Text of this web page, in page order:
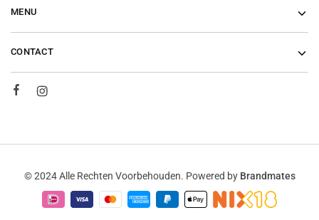
MENU
CONTACT
© 2024 Alle Rechten Voorbehouden. Powered by Brandmates